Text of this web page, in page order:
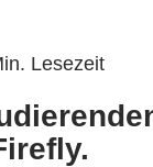
Lesezeit